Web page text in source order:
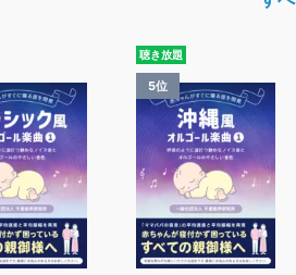
聴き放題
5位